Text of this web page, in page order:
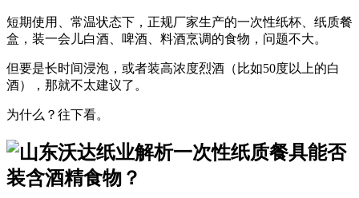
短期使用、常温状态下 ，正规厂家生产的一次性纸杯
纸质餐
盒 ，装一会儿白酒、啤酒、料酒烹调的食物，问题不大。
但要是长时间浸泡 ，或者装高浓度烈酒 （比如50度以上的白
酒），那就不太建议了。
为什么？往下看。